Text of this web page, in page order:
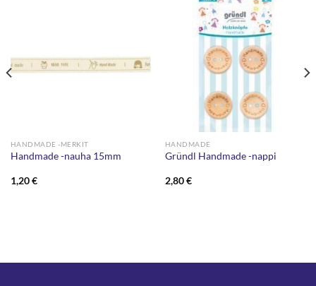
HANDMADE -MERKIT
Handmade -nauha 15mm
1,20€
HANDMADE
Gründl Handmade -nappi
2,80€